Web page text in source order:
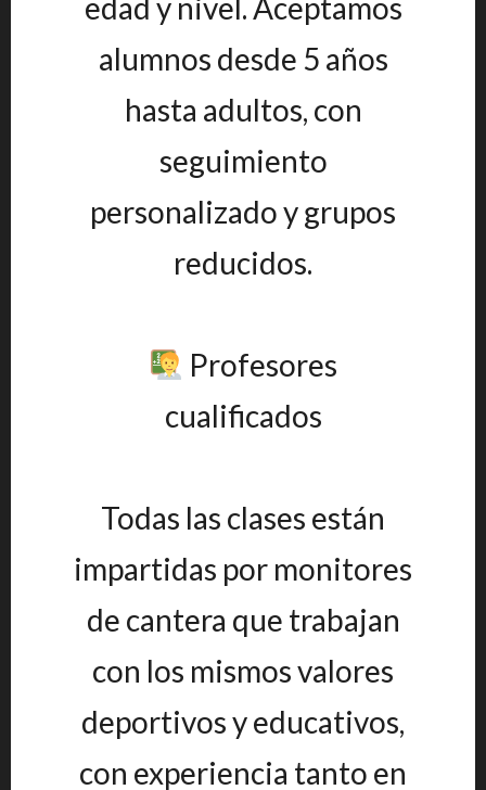
edad y nivel. Aceptamos
alumnos desde 5 años
hasta adultos, con
seguimiento
personalizado y grupos
reducidos.
Profesores
cualificados
Todas las clases están
impartidas por monitores
de cantera que trabajan
con los mismos valores
deportivos y educativos,
con experiencia tanto en